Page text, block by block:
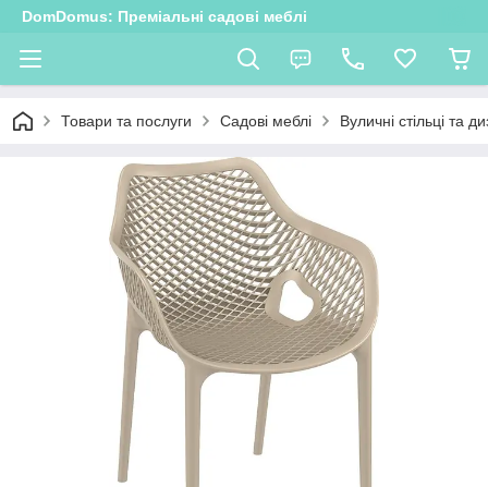
DomDomus: Преміальні садові меблі
Товари та послуги Садові меблі Вуличні стільці та